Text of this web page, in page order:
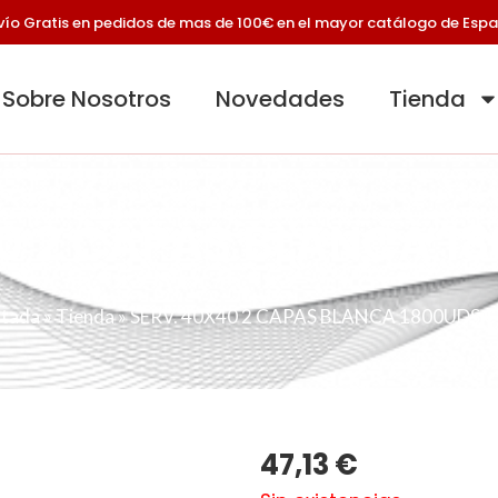
Gratis en pedidos de mas de 100€ en el mayor catálogo de
Sobre Nosotros Novedades Tienda
2 CAPAS BLANCA
»Tienda»SERV. 40X40 2 CAPAS BLANCA 1800UDS
47,13€